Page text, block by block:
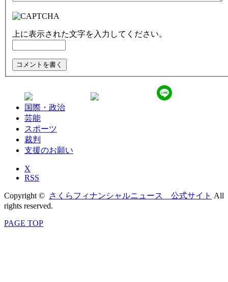
上に表示された文字を入力してください。
国際・政治
芸能
スポーツ
裁判
支援のお願い
X
RSS
Copyright © さくらフィナンシャルニュース 公式サイト All
rights reserved.
PAGE TOP